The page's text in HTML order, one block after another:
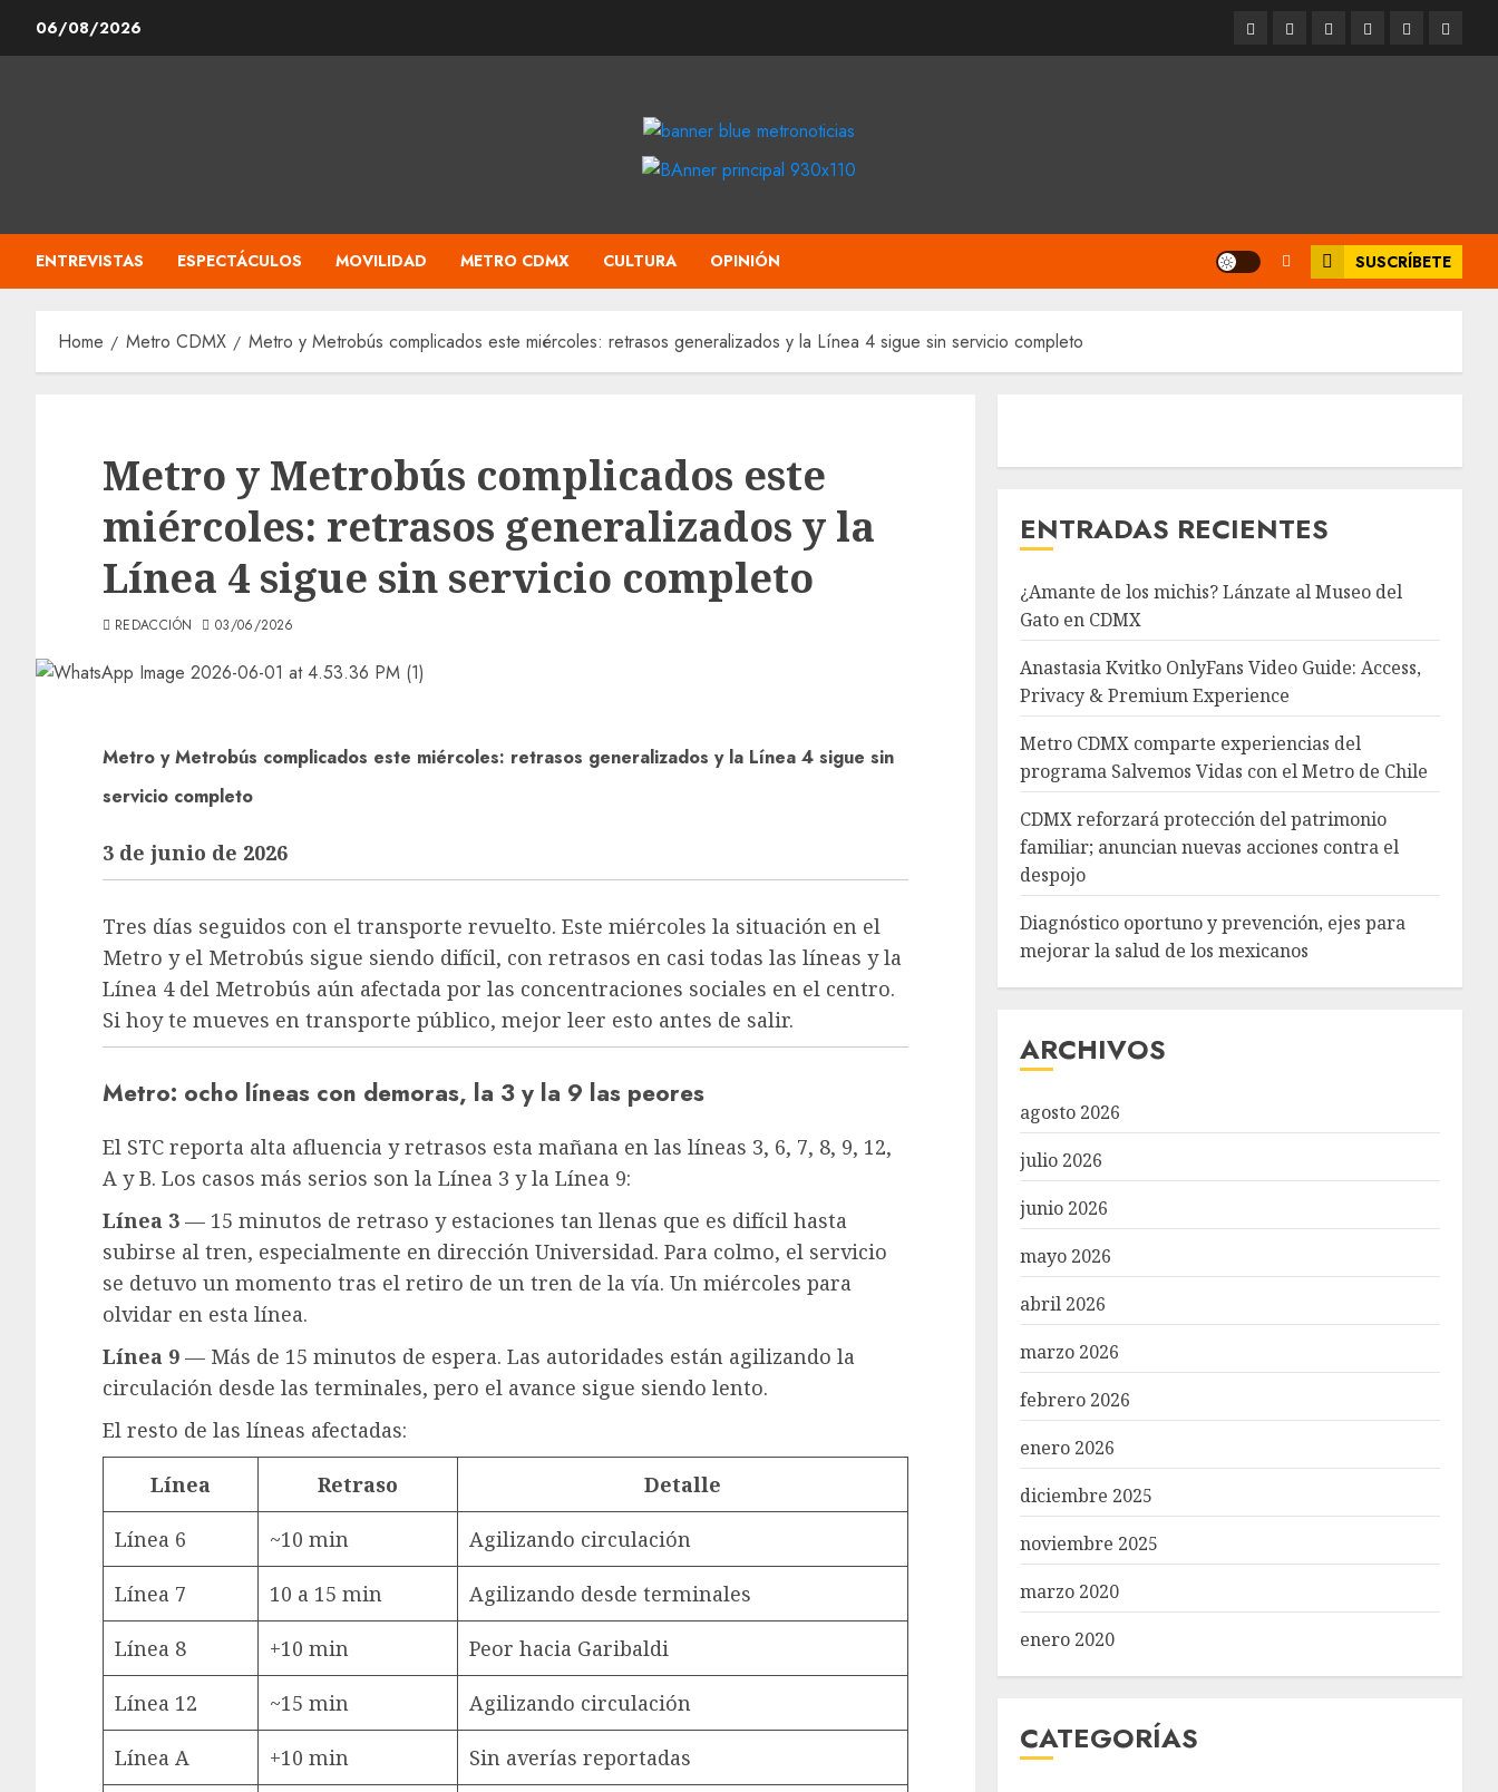
06/08/2026 Entrevistas
Espectáculos
Movilidad
Metro
CDMX
Cultura
ENTREVISTAS ESPECTÁCULOS MOVILIDAD METRO CDMX CULTURA OPINIÓN SUSCRÍBETE
Home Metro CDMX Metro y Metrobús complicados este miércoles: retrasos generalizados y la Línea 4 sigue sin servicio completo
Metro y Metrobús complicados este
miércoles: retrasos generalizados y la
Línea 4 sigue sin servicio completo
REDACCIÓN 03/06/2026
Metro y Metrobús complicados este miércoles: retrasos generalizados y la Línea 4 sigue sin
servicio completo
3 de junio de 2026
Tres días seguidos con el transporte revuelto. Este miércoles la situación en el
Metro y el Metrobús sigue siendo difícil, con retrasos en casi todas las líneas y la
Línea 4 del Metrobús aún afectada por las concentraciones sociales en el centro.
Si hoy te mueves en transporte público, mejor leer esto antes de salir.
Metro: ocho líneas con demoras, la 3 y la 9 las peores
El STC reporta alta afluencia y retrasos esta mañana en las líneas 3, 6, 7, 8, 9, 12,
A y B. Los casos más serios son la Línea 3 y la Línea 9:
Línea 3 — 15 minutos de retraso y estaciones tan llenas que es difícil hasta
subirse al tren, especialmente en dirección Universidad. Para colmo, el servicio
se detuvo un momento tras el retiro de un tren de la vía. Un miércoles para
olvidar en esta línea.
Línea 9 — Más de 15 minutos de espera. Las autoridades están agilizando la
circulación desde las terminales, pero el avance sigue siendo lento.
El resto de las líneas afectadas:
Línea Retraso Detalle
Línea 6 ~10 min Agilizando circulación
Línea 7 10 a 15 min Agilizando desde terminales
Línea 8 +10 min Peor hacia Garibaldi
Línea 12 ~15 min Agilizando circulación
Línea A +10 min Sin averías reportadas
ENTRADAS RECIENTES
¿Amante de los michis? Lánzate al Museo del
Gato en CDMX
Anastasia Kvitko OnlyFans Video Guide: Access,
Privacy & Premium Experience
Metro CDMX comparte experiencias del
programa Salvemos Vidas con el Metro de Chile
CDMX reforzará protección del patrimonio
familiar; anuncian nuevas acciones contra el
despojo
Diagnóstico oportuno y prevención, ejes para
mejorar la salud de los mexicanos
ARCHIVOS
agosto 2026
julio 2026
junio 2026
mayo 2026
abril 2026
marzo 2026
febrero 2026
enero 2026
diciembre 2025
noviembre 2025
marzo 2020
enero 2020
CATEGORÍAS